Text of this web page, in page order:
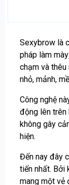
Sexybrow là
pháp làm
chạm và
nhỏ, mảnh,
Công nghệ
động lên trên
không gây
hiện.
Đến nay đây
tiến nhất. Bởi
mang một vẻ